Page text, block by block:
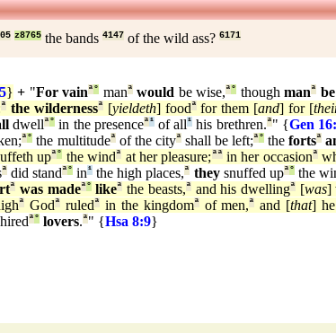
z8765 the bands 4147 of the wild ass? 6171
} + "For vainª° manª would be wise,ª° though manª be
ª the wildernessª [yieldeth] foodª for them [and] for [
dwellª° in the presenceª¹of all¹ his brethren.ª" {Gen
ª° the multitudeªof the cityªshall be left;ª°the fortsª
upª° the windª at her pleasure; ªª in her occasionª
ªdid standª°in¹ the high places,ª theysnuffed upª°the
ª was madeª°likeª the beasts,ª and his dwellingª [was]
ª Godª ruledª in the kingdomª of men,ª and [that]
hiredª° lovers.ª" {Hsa 8:9}